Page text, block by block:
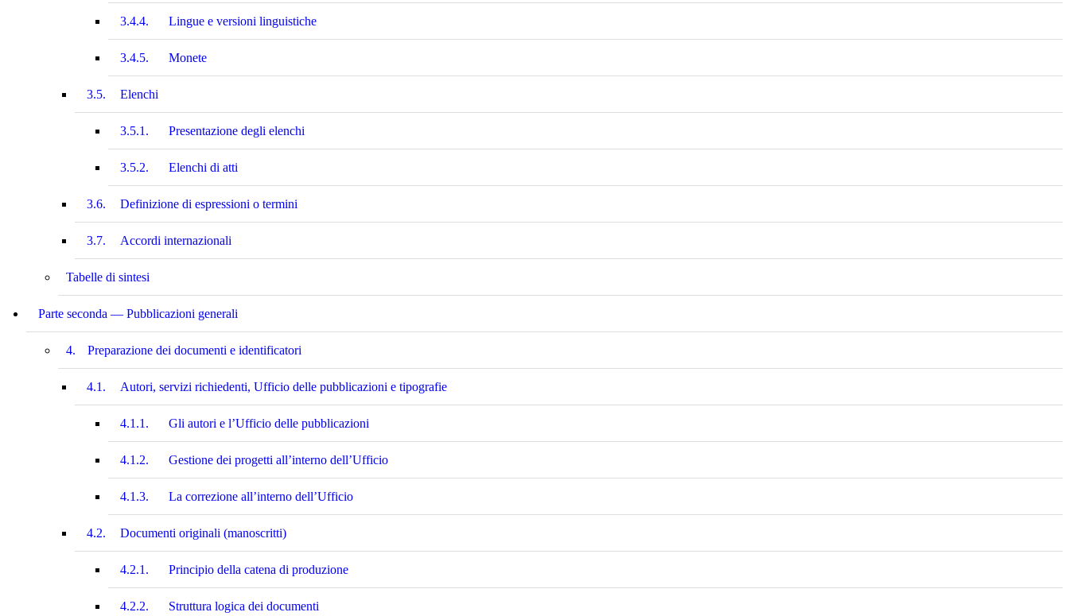
3.4.4. Lingue e versioni linguistiche
3.4.5. Monete
3.5. Elenchi
3.5.1. Presentazione degli elenchi
3.5.2. Elenchi di atti
3.6. Definizione di espressioni o termini
3.7. Accordi internazionali
Tabelle di sintesi
Parte seconda — Pubblicazioni generali
4. Preparazione dei documenti e identificatori
4.1. Autori, servizi richiedenti, Ufficio delle pubblicazioni e tipografie
4.1.1. Gli autori e l’Ufficio delle pubblicazioni
4.1.2. Gestione dei progetti all’interno dell’Ufficio
4.1.3. La correzione all’interno dell’Ufficio
4.2. Documenti originali (manoscritti)
4.2.1. Principio della catena di produzione
4.2.2. Struttura logica dei documenti